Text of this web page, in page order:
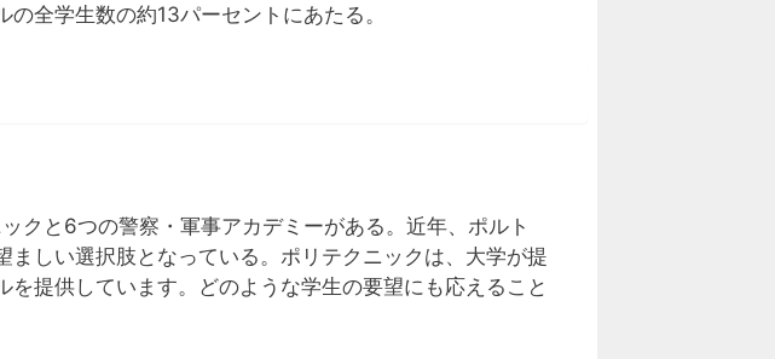
全学生数の約13パーセントにあたる。
クと6つの警察・軍事アカデミーがある。近年、ポルト
しい選択肢となっている。ポリテクニックは、大学が提
提供しています。どのような学生の要望にも応えること